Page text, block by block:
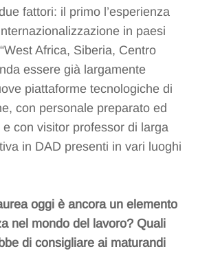
fattori: il primo l’esperienza
in paesi
Africa, Siberia, Centro
essere già largamente
piattaforme tecnologiche di
con personale preparato ed
con visitor professor di larga
in DAD presenti in vari luoghi
oggi è ancora un elemento
nel mondo del lavoro? Quali
di consigliare ai maturandi